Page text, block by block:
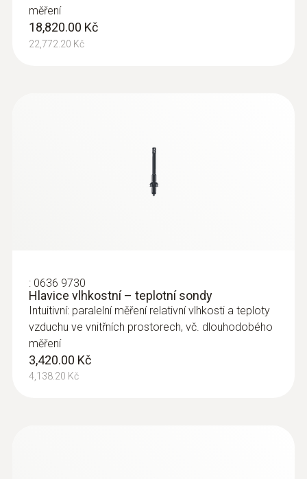
:0635 2143
Pitotova trubice 500 mm
Pro měření ve ventilačních kanálech
0635 2243
Pitotova trubice 1000 mm
Pro měření ve ventilačních kanálech
15,020.00 Kč
18,174.20 Kč
měření
18,820.00 Kč
22,772.20 Kč
: 0636 9730
Hlavice vlhkostní – teplotní sondy
Intuitivní: paralelní měření relativní vlhkosti a teploty
vzduchu ve vnitřních prostorech, vč. dlouhodobého
měření
3,420.00 Kč
4,138.20 Kč